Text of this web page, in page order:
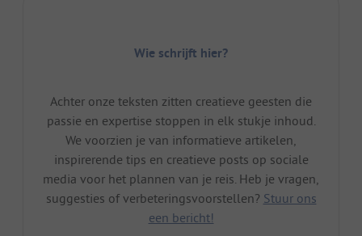
Wie schrijft hier?
Achter onze teksten zitten creatieve geesten die
passie en expertise stoppen in elk stukje inhoud.
We voorzien je van informatieve artikelen,
inspirerende tips en creatieve posts op sociale
media voor het plannen van je reis. Heb je vragen,
suggesties of verbeteringsvoorstellen? Stuur ons
een bericht!